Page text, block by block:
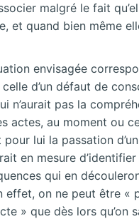
malgré le fait
et quand bien même
envisagée
d’un défaut de
n’aurait pas la
actes, au moment ou
lui la passation
en mesure d’identifier
qui en
effet, on ne peut être «
» que dès lors qu’on